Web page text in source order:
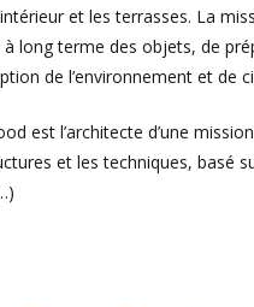
et les terrasses. La
long terme des objets, de
de l’environnement et de
est l’architecte d’une
et les techniques, basé